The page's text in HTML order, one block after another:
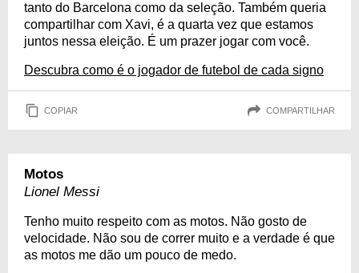
tanto do Barcelona como da seleção. Também queria
compartilhar com Xavi, é a quarta vez que estamos
juntos nessa eleição. É um prazer jogar com você.
Descubra como é o jogador de futebol de cada signo
COPIAR COMPARTILHAR
Motos
Lionel Messi
Tenho muito respeito com as motos. Não gosto de
velocidade. Não sou de correr muito e a verdade é que
as motos me dão um pouco de medo.